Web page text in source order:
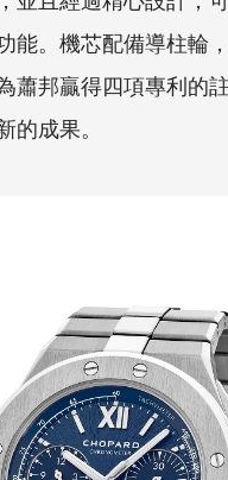
能。機芯配備導柱輪
蕭邦贏得四項專利的
的成果。